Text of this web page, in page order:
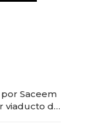
Saceem
viaducto de